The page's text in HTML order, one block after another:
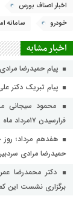
اخبار اصناف بورس
خودرو
سامانه
اخبار مشابه
پیام حمیدرضا
پیام تبریک دکتر
محمود سیجانی
فرارسیدن ۱۷مرداد ماه روز خبرنگار را تبریک گفت
هفدهم مرداد؛
حمیدرضا مرادی
دکتر محمدرضا
برگزاری نشست این